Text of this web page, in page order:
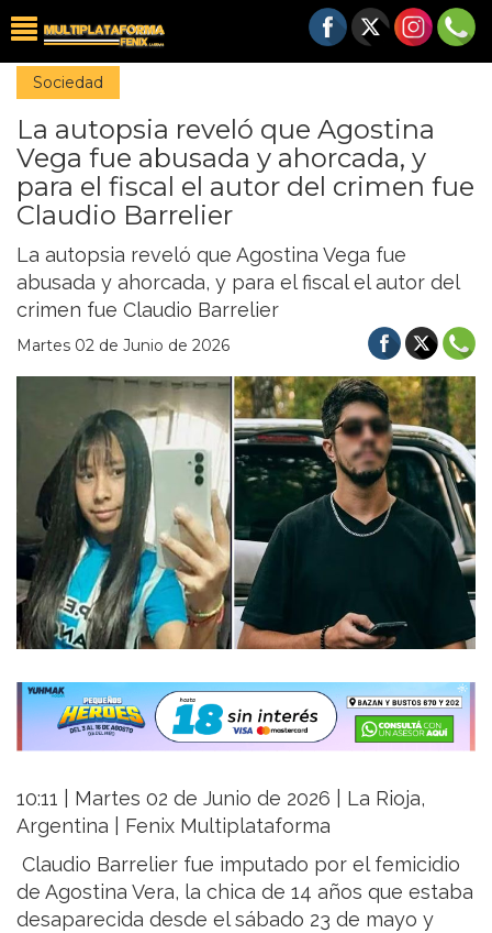
Sociedad
La autopsia reveló que Agostina
Vega fue abusada y ahorcada, y
para el fiscal el autor del crimen fue
Claudio Barrelier
La autopsia reveló que Agostina Vega fue
abusada y ahorcada, y para el fiscal el autor del
crimen fue Claudio Barrelier
Martes 02 de Junio de 2026
10:11 | Martes 02 de Junio de 2026 | La Rioja,
Argentina | Fenix Multiplataforma
Claudio Barrelier fue imputado por el femicidio
de Agostina Vera, la chica de 14 años que estaba
desaparecida desde el sábado 23 de mayo y